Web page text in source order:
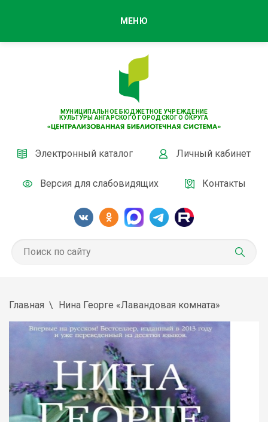
МУНИЦИПАЛЬНОЕ БЮДЖЕТНОЕ УЧРЕЖДЕНИЕ
КУЛЬТУРЫ АНГАРСКОГО ГОРОДСКОГО ОКРУГА
Электронный каталог Личный кабинет
Версия для слабовидящих Контакты
МЕНЮ
Главная Нина Георге «Лавандовая комната»